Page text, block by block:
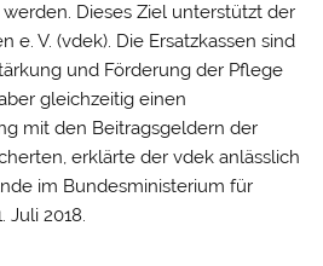
Dieses Ziel unterstützt der
e. V. (vdek). Die Ersatzkassen sind
und Förderung der Pflege
gleichzeitig einen
mit den Beitragsgeldern der
erklärte der vdek anlässlich
im Bundesministerium für
Juli 2018.